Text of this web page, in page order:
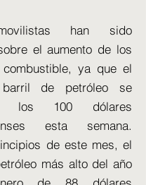
han sido
el aumento de los
ya que el
de petróleo se
los 100 dólares
esta semana.
de este mes, el
más alto del año